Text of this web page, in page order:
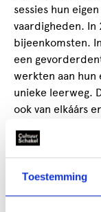
Toestemming
sessies hun
vaardigheden. In
bijeenkomsten.
een
werkten aan hun
unieke leerweg.
ook van elkáárs
De bottom line:
goed gebruiken